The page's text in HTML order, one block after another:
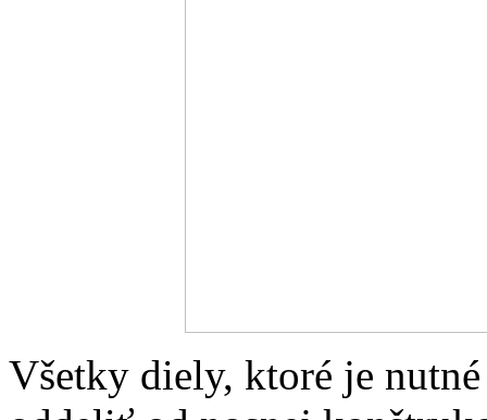
Všetky diely, ktoré je